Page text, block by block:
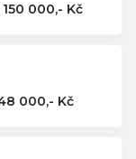
150 000,- Kč
000,- Kč